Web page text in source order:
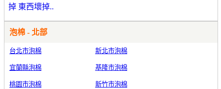
掉 東西壞掉..
泡棉 - 北部
台北市泡棉 新北市泡棉
宜蘭縣泡棉 基隆市泡棉
桃園市泡棉 新竹市泡棉